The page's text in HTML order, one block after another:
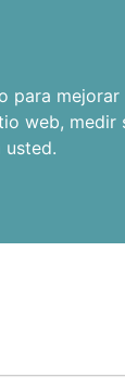
web, medir
usted.